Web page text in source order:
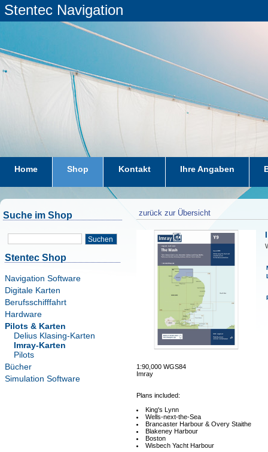
Stentec Navigation
Home Shop Kontakt Ihre Angaben
Suche im Shop
Suchen
Stentec Shop
Navigation Software
Digitale Karten
Berufsschifffahrt
Hardware
Pilots & Karten
Delius Klasing-Karten
Imray-Karten
Pilots
Bücher
Simulation Software
zurück zur Übersicht
1:90,000 WGS84
Imray
Plans included:
King's Lynn
Wells-next-the-Sea
Brancaster Harbour & Overy Staithe
Blakeney Harbour
Boston
Wisbech Yacht Harbour